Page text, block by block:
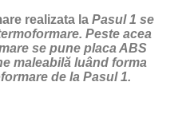
realizata la Pasul 1 se
Peste acea
se pune placa ABS
maleabilă luând forma
de la Pasul 1.